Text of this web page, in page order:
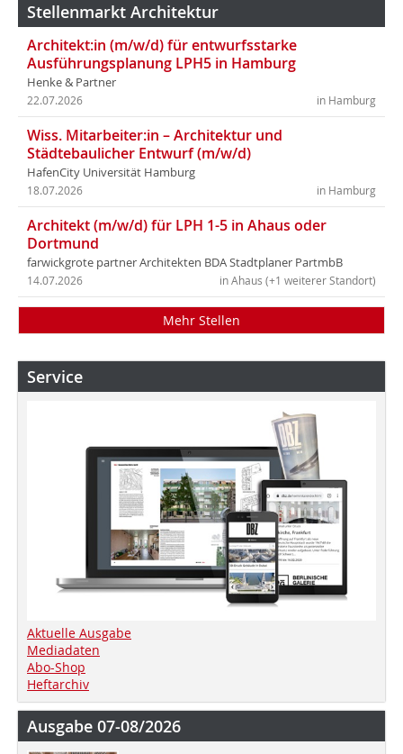
Stellenmarkt Architektur
Architekt:in (m/w/d) für entwurfsstarke
Ausführungsplanung LPH5 in Hamburg
Henke & Partner
in Hamburg
22.07.2026
Wiss. Mitarbeiter:in – Architektur und
Städtebaulicher Entwurf (m/w/d)
HafenCity Universität Hamburg
in Hamburg
18.07.2026
Architekt (m/w/d) für LPH 1-5 in Ahaus oder
Dortmund
farwickgrote partner Architekten BDA Stadtplaner PartmbB
in Ahaus (+1 weiterer Standort)
14.07.2026
Mehr Stellen
Service
Aktuelle Ausgabe
Mediadaten
Abo-Shop
Heftarchiv
Ausgabe 07-08/2026